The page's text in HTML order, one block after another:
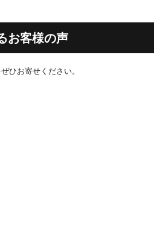
お客様の声
ひお寄せください。